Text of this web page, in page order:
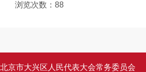
浏览次数： 88
北京市大兴区人民代表大会常务委员会